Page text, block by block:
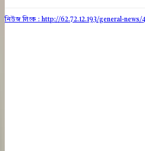
নিউজ লিংক : http://62.72.12.193/general-news/